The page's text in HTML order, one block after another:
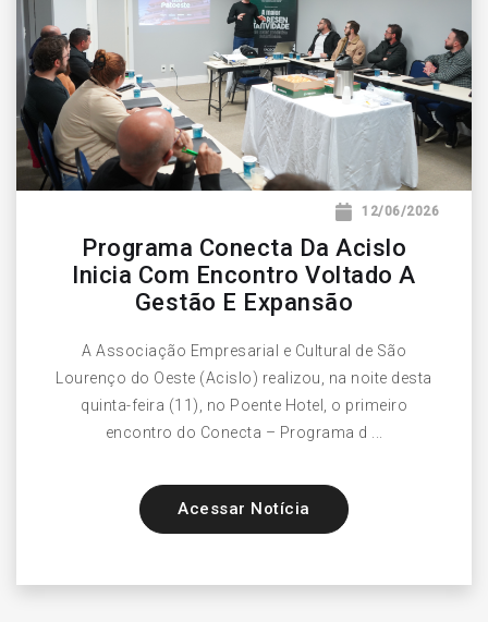
12/06/2026
Programa Conecta Da Acislo
Inicia Com Encontro Voltado A
Gestão E Expansão
A Associação Empresarial e Cultural de São
Lourenço do Oeste (Acislo) realizou, na noite desta
quinta-feira (11), no Poente Hotel, o primeiro
encontro do Conecta – Programa d ...
Acessar Notícia